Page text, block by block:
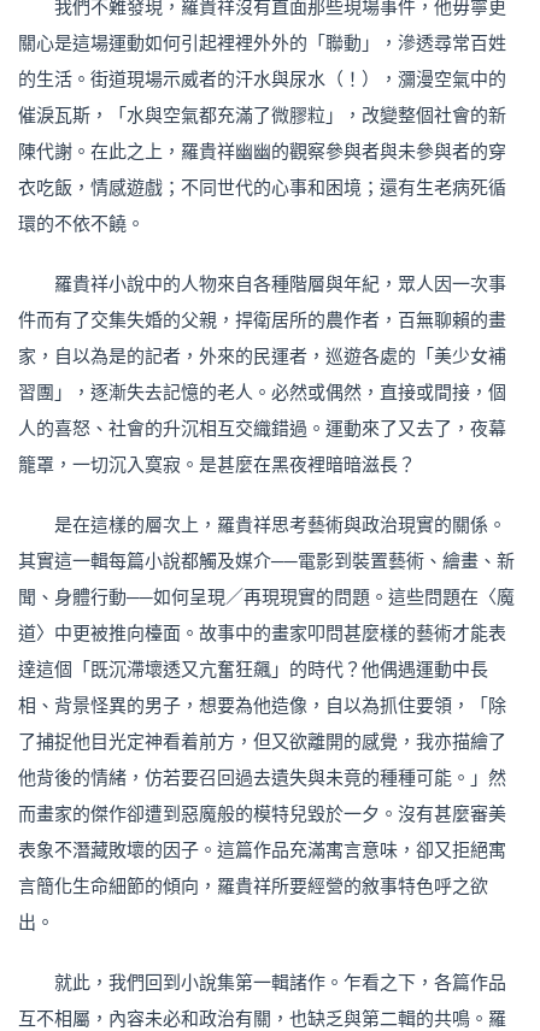
我們不難發現，羅貴祥沒有直面那些現場事件，他毋寧更
關心是這場運動如何引起裡裡外外的「聯動」，滲透尋常百姓
的生活。街道現場示威者的汗水與尿水（！），瀰漫空氣中的
催淚瓦斯，「水與空氣都充滿了微膠粒」，改變整個社會的新
陳代謝。在此之上，羅貴祥幽幽的觀察參與者與未參與者的穿
衣吃飯，情感遊戲；不同世代的心事和困境；還有生老病死循
環的不依不饒。
羅貴祥小說中的人物來自各種階層與年紀，眾人因一次事
件而有了交集失婚的父親，捍衛居所的農作者，百無聊賴的畫
家，自以為是的記者，外來的民運者，巡遊各處的「美少女補
習團」，逐漸失去記憶的老人。必然或偶然，直接或間接，個
人的喜怒、社會的升沉相互交織錯過。運動來了又去了，夜幕
籠罩，一切沉入寞寂。是甚麼在黑夜裡暗暗滋長？
是在這樣的層次上，羅貴祥思考藝術與政治現實的關係。
其實這一輯每篇小說都觸及媒介──電影到裝置藝術、繪畫、新
聞、身體行動──如何呈現／再現現實的問題。這些問題在〈魔
道〉中更被推向檯面。故事中的畫家叩問甚麼樣的藝術才能表
達這個「既沉滯壞透又亢奮狂飆」的時代？他偶遇運動中長
相、背景怪異的男子，想要為他造像，自以為抓住要領，「除
了捕捉他目光定神看着前方，但又欲離開的感覺，我亦描繪了
他背後的情緒，仿若要召回過去遺失與未竟的種種可能。」然
而畫家的傑作卻遭到惡魔般的模特兒毀於一夕。沒有甚麼審美
表象不潛藏敗壞的因子。這篇作品充滿寓言意味，卻又拒絕寓
言簡化生命細節的傾向，羅貴祥所要經營的敘事特色呼之欲
出。
就此，我們回到小說集第一輯諸作。乍看之下，各篇作品
互不相屬，內容未必和政治有關，也缺乏與第二輯的共鳴。羅